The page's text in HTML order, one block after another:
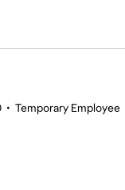
• Temporary Employee